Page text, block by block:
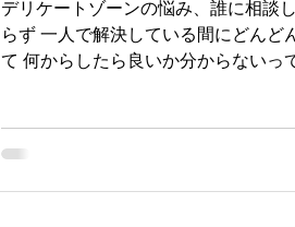
促進、 女性ホルモンの働きをサポー
れています。 また、睡眠もすごく大
でゆっくり湯船に浸かること、..
デリケートゾーンの悩み、誰に相談
らず 一人で解決している間にどんどんトラブルが出てき
て 何からしたら良いか分からないっ